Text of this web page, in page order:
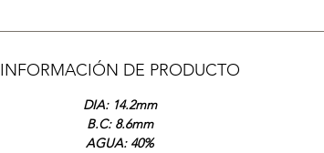
INFORMACIÓN DE PRODUCTO
DIA: 14.2mm
B.C: 8.6mm
AGUA: 40%